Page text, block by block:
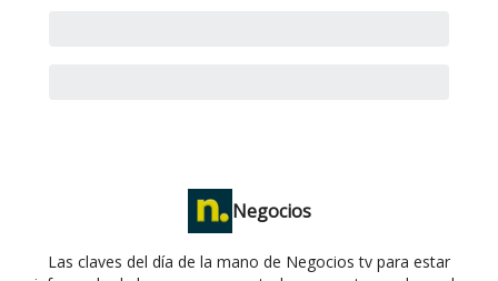
Negocios
Las claves del día de la mano de Negocios tv para estar